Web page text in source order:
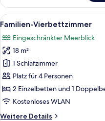
Zweibettzimmer,
2 Einzelbetten
Alle
Fotos
für
Familien-
Vierbettzimmer
anzeigen
5
Familien-Vierbettzimmer
Eingeschränkter Meerblick
18 m²
1 Schlafzimmer
Platz für 4 Personen
2 Einzelbetten und 1
Kostenloses WLAN
Weitere Details
Weitere